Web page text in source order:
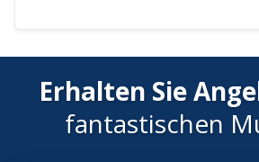
Erhalten Sie
fantastischen